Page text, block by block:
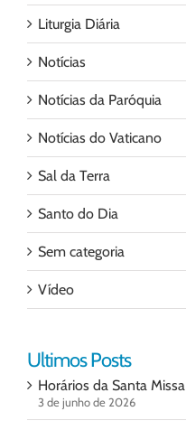
Liturgia Diária
Notícias
Notícias da Paróquia
Notícias do Vaticano
Sal da Terra
Santo do Dia
Sem categoria
Vídeo
Ultimos Posts
Horários da Santa Missa
3 de junho de 2026